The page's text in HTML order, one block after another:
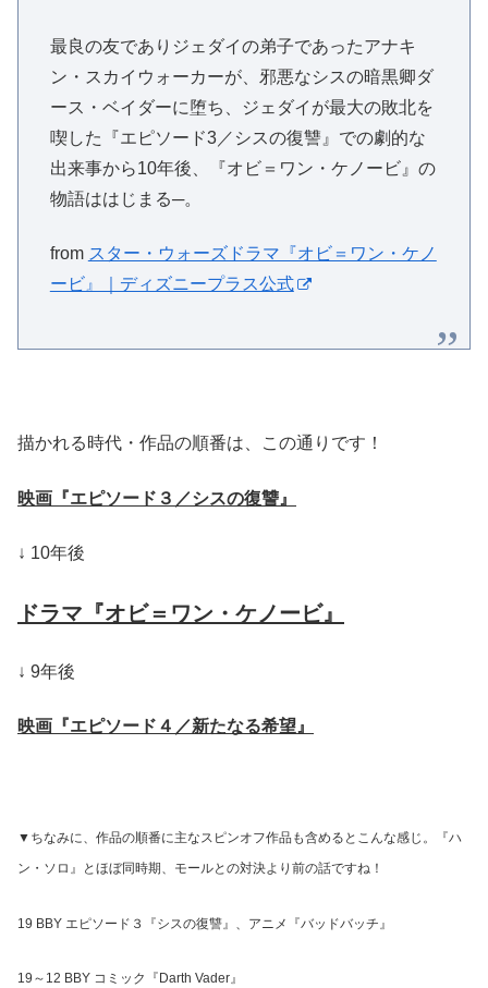
最良の友でありジェダイの弟子であったアナキ
ン・スカイウォーカーが、邪悪なシスの暗黒卿ダ
ース・ベイダーに堕ち、ジェダイが最大の敗北を
喫した『エピソード3／シスの復讐』での劇的な
出来事から10年後、『オビ＝ワン・ケノービ』の
物語ははじまる─。
from スター・ウォーズドラマ『オビ＝ワン・ケノ
ービ』｜ディズニープラス公式
描かれる時代・作品の順番は、この通りです！
映画『エピソード３／シスの復讐』
↓ 10年後
ドラマ『オビ＝ワン・ケノービ』
↓ 9年後
映画『エピソード４／新たなる希望』
▼ちなみに、作品の順番に主なスピンオフ作品も含めるとこんな感じ。『ハ
ン・ソロ』とほぼ同時期、モールとの対決より前の話ですね！
19 BBY エピソード３『シスの復讐』、アニメ『バッドバッチ』
19～12 BBY コミック『Darth Vader』